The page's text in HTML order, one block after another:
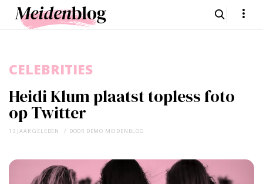
Heidi Klum plaatst topless foto
op Twitter
CELEBRITIES
13 JAAR GELEDEN DOOR DEMO MEIDENBLOG